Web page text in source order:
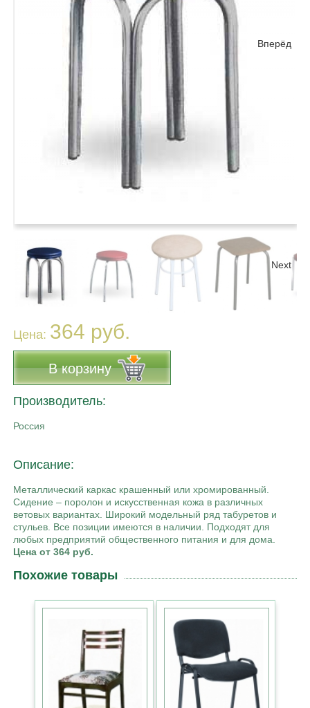
Вперёд
Next
Цена: 364 руб.
В корзину
Производитель:
Россия
Описание:
Металлический каркас крашенный или хромированный.
Сидение – поролон и искусственная кожа в различных
ветовых вариантах. Широкий модельный ряд табуретов и
стульев. Все позиции имеются в наличии. Подходят для
любых предприятий общественного питания и для дома.
Цена от 364 руб.
Похожие товары